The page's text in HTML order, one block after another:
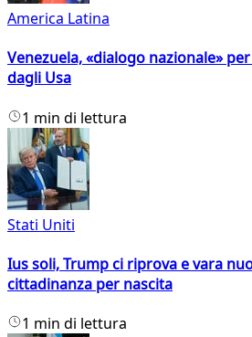
America Latina
Venezuela, «dialogo nazionale»
dagli Usa
1 min di lettura
Stati Uniti
Ius soli, Trump ci riprova e vara
cittadinanza per nascita
1 min di lettura